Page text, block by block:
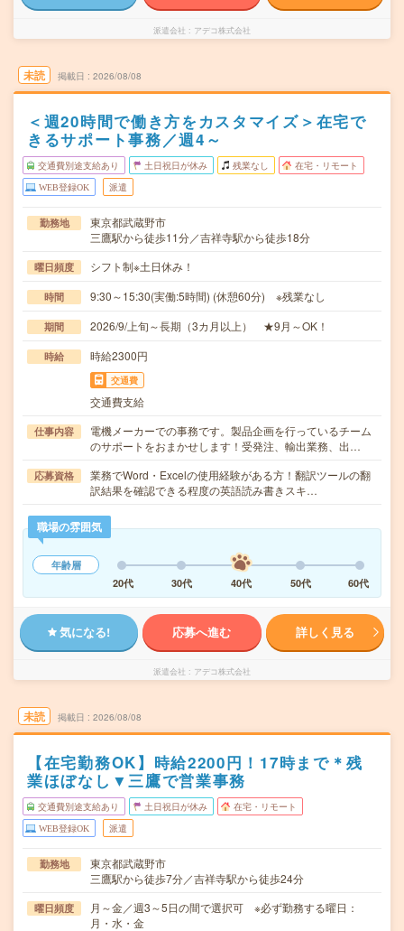
派遣会社 アデコ株式会社
未読 掲載日 2026/08/08
＜週20時間で働き方をカスタマイズ＞在宅で
きるサポート事務／週4～
交通費別途支給あり 土日祝日が休み 残業なし 在宅・リモート
WEB登録OK 派遣
勤務地
東京都武蔵野市
三鷹駅から徒歩11分／吉祥寺駅から徒歩18分
曜日頻度 シフト制※土日休み！
時間 9:30～15:30(実働:5時間) (休憩60分) ※残業なし
期間 2026/9/上旬～長期（3カ月以上） ★9月～OK！
時給 時給2300円
交通費
交通費支給
仕事内容
電機メーカーでの事務です。製品企画を行っているチーム
のサポートをおまかせします！受発注、輸出業務、出…
応募資格
業務でWord・Excelの使用経験がある方！翻訳ツールの翻
訳結果を確認できる程度の英語読み書きスキ…
職場の雰囲気
年齢層
20代
30代 40代 50代 60代
気になる! 応募へ進む 詳しく見る
派遣会社 アデコ株式会社
未読 掲載日 2026/08/08
【在宅勤務OK】時給2200円！17時まで＊残
業ほぼなし▼三鷹で営業事務
交通費別途支給あり 土日祝日が休み 在宅・リモート
WEB登録OK 派遣
勤務地
東京都武蔵野市
三鷹駅から徒歩7分／吉祥寺駅から徒歩24分
曜日頻度
月～金／週3～5日の間で選択可 ※必ず勤務する曜日：
月・水・金